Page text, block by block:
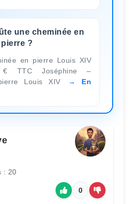
une cheminée en
pierre ?
en pierre Louis XIV
€ TTC Joséphine –
Louis XIV
En
: 20
0